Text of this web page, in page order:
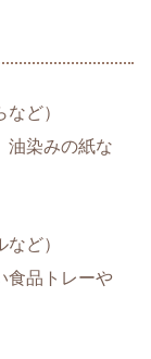
ど）
油染みの紙な
ど）
食品トレーや